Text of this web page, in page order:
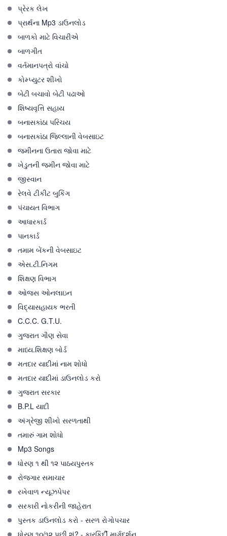
પ્રેરક લેખ
પ્રાર્થના Mp3 ડાઉનલોડ
બાળકો માટે વિચારીએ
બાળગીત
વર્તમાનપત્રો વાંચો
કોમ્પ્યુટર શીખો
બેટી બચાવો બેટી પઢાઓ
શિષ્યવૃત્તિ સહાય
બનાસકાંઠા પરિચય
બનાસકાંઠા જિલ્લાની વેબસાઇટ
જમીનના ઉતારા જોવા માટે
ખેડુતની જમીન જોવા માટે
જીસ્વાન
રેલવે ટીકીટ બુકિંગ
પંચાયત વિભાગ
આધારકાર્ડ
પાનકાર્ડ
તમામ બેંકની વેબસાઇટ
એસ.ટી.નિગમ
શિક્ષણ વિભાગ
ઓજસ ઓનલાઇન
વિદ્યાસહાયક ભરતી
C.C.C. G.T.U.
ગુજરાત ગૌણ સેવા
માધ્ય.શિક્ષણ બોર્ડ
મતદાર યાદીમાં નામ શોધો
મતદાર યાદીમાં ડાઉનલોડ કરો
ગુજરાત સરકાર
B.P.L યાદી
અંગ્રેજી શીખો સરળતાથી
તમારું ગામ શોધો
Mp3 Songs
ધોરણ ૧ થી ૧૨ પાઠયપુસ્તક
રોજગાર સમાચાર
રખેવાળ ન્યૂઝપેપર
સરકારી નોકરીની જાહેરાત
પુસ્તક ડાઉનલોડ કરો - સરળ રોગોપચાર